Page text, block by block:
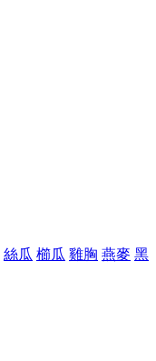
絲瓜 櫛瓜 雞胸 燕麥 黑